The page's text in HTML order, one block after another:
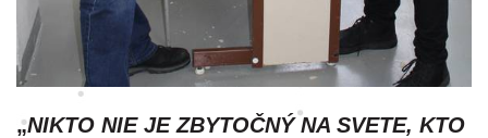
„NIKTO NIE JE ZBYTOČNÝ NA SVETE, KTO